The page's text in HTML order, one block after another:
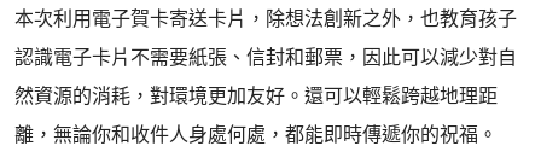
本次利用電子賀卡寄送卡片，除想法創新之外，也教育孩子
認識電子卡片不需要紙張、信封和郵票，因此可以減少對自
然資源的消耗，對環境更加友好。還可以輕鬆跨越地理距
離，無論你和收件人身處何處，都能即時傳遞你的祝福。